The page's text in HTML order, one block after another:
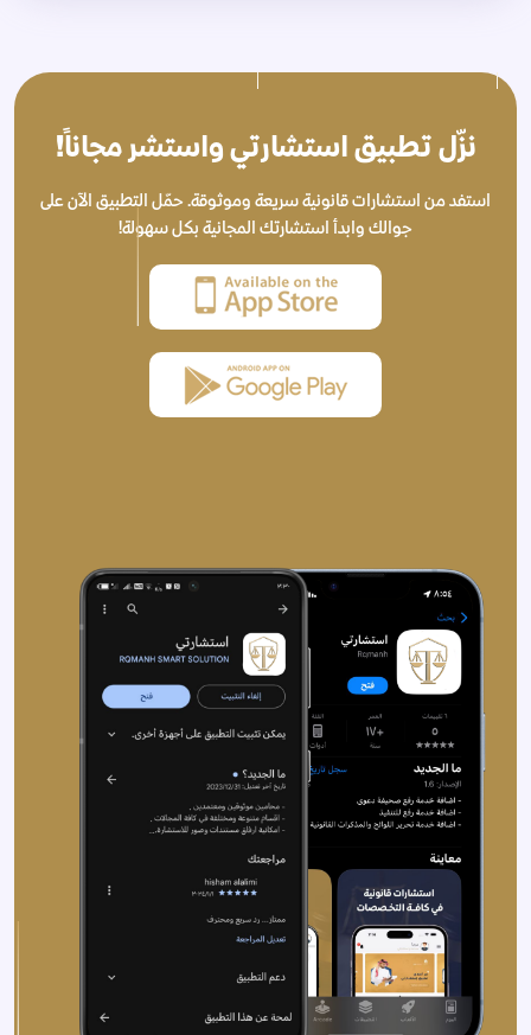
نزّل تطبيق استشارتي واستشر مجاناً!
استفد من استشارات قانونية سريعة وموثوقة. حمّل التطبيق الآن على
جوالك وابدأ استشارتك المجانية بكل سهولة!